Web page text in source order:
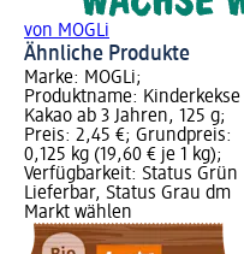
von MOGLi
Ähnliche Produkte
Marke: MOGLi;
Produktname: Kinderkekse
Kakao ab 3 Jahren, 125 g;
Preis: 2,45 €; Grundpreis:
0,125 kg (19,60 € je 1 kg);
Verfügbarkeit: Status Grün
Lieferbar, Status Grau dm
Markt wählen